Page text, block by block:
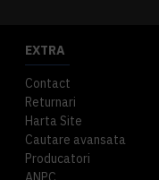
EXTRA
Contact
Returnari
Harta Site
Cautare avansata
Producatori